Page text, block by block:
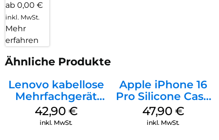
ab 0,00 €
inkl. MwSt.
Mehr
erfahren
Ähnliche Produkte
Lenovo kabellose
Mehrfachgerät
Luna Grey
42,90 €
inkl. MwSt.
Apple iPhone 16
Pro Silicone Case
MagSafe Denim
47,90 €
inkl. MwSt.